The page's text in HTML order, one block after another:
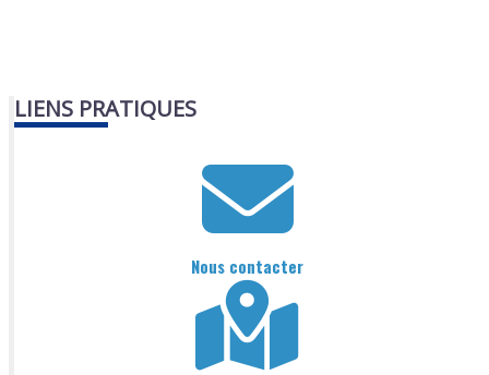
LIENS PRATIQUES
Nous contacter